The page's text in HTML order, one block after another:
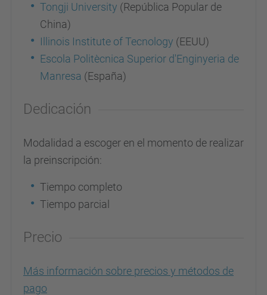
Tongji University (República Popular de
China)
Illinois Institute of Tecnology (EEUU)
Escola Politècnica Superior d'Enginyeria de
Manresa (España)
Dedicación
Modalidad a escoger en el momento de realizar
la preinscripción:
Tiempo completo
Tiempo parcial
Precio
Más información sobre precios y métodos de
pago